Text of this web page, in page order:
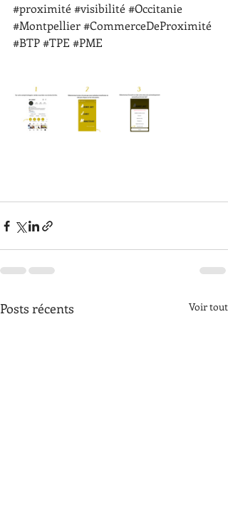
#proximité#visibilité#Occitanie
#Montpellier#CommerceDeProximité
#BTP#TPE #PME
Posts récents Voir tout